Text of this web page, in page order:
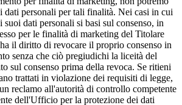
dati personali per tali finalità. Nei casi in cui
suoi dati personali si basi sul consenso, in
per le finalità di marketing del Titolare
il diritto di revocare il proprio consenso in
senza che ciò pregiudichi la liceità del
sul consenso prima della revoca. Se ritieni
trattati in violazione dei requisiti di legge,
reclamo all'autorità di controllo competente
dell'Ufficio per la protezione dei dati